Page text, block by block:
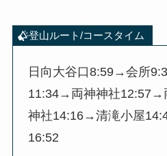
登山ルート/コースタイム
日向大谷口8:59→会所
11:34→両神神社12:57→
神社14:16→清滝小屋
16:52